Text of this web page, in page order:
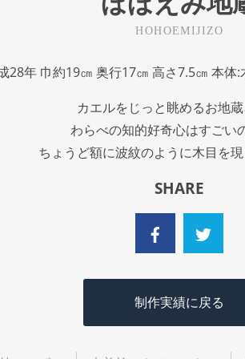
HOHOEMIJIZO
28年 巾約19㎝ 奥行17㎝ 高さ7.5㎝ 本体
カエルをじっと眺めるお地蔵
わらべの知的好奇心はすごい
ちょうど額に波紋のように木目を現
SHARE
制作実績に戻る